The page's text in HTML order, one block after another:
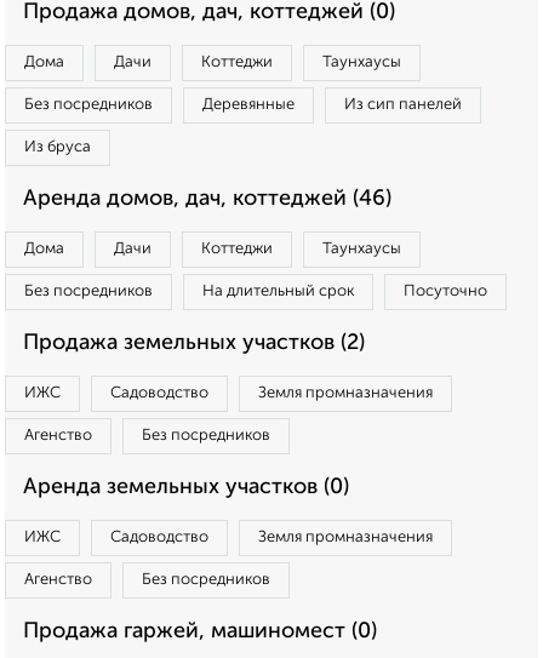
Продажа домов, дач, коттеджей (0)
Дома Дачи Коттеджи Таунхаусы
Без посредников Деревянные Из сип панелей
Из бруса
Аренда домов, дач, коттеджей (46)
Дома Дачи Коттеджи Таунхаусы
Без посредников На длительный срок Посуточно
Продажа земельных участков (2)
ИЖС Садоводство Земля промназначения
Агенство Без посредников
Аренда земельных участков (0)
ИЖС Садоводство Земля промназначения
Агенство Без посредников
Продажа гаржей, машиномест (0)